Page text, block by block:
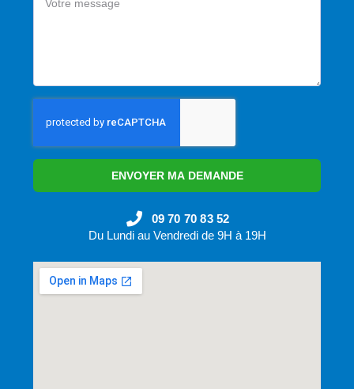
ENVOYER MA DEMANDE
09 70 70 83 52
Du Lundi au Vendredi de 9H à 19H